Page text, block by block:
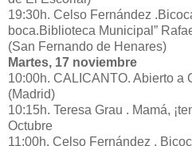
19:30h. Celso Fernández
boca.Biblioteca Municipal”
(San Fernando de Henares)
Martes, 17 noviembre
10:00h. CALICANTO. Abierto a
(Madrid)
10:15h. Teresa Grau . Mamá,
Octubre
11:00h. Celso Fernández .